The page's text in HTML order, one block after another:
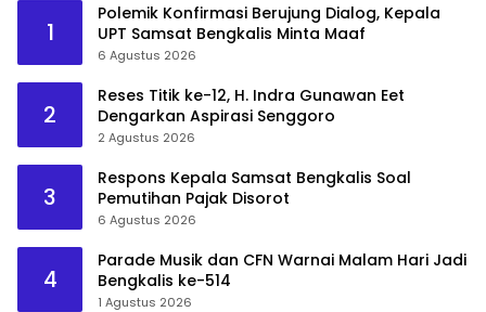
1
Polemik Konfirmasi Berujung Dialog, Kepala
UPT Samsat Bengkalis Minta Maaf
6 Agustus 2026
2
Reses Titik ke-12, H. Indra Gunawan Eet
Dengarkan Aspirasi Senggoro
2 Agustus 2026
3
Respons Kepala Samsat Bengkalis Soal
Pemutihan Pajak Disorot
6 Agustus 2026
4
Parade Musik dan CFN Warnai Malam Hari Jadi
Bengkalis ke-514
1 Agustus 2026